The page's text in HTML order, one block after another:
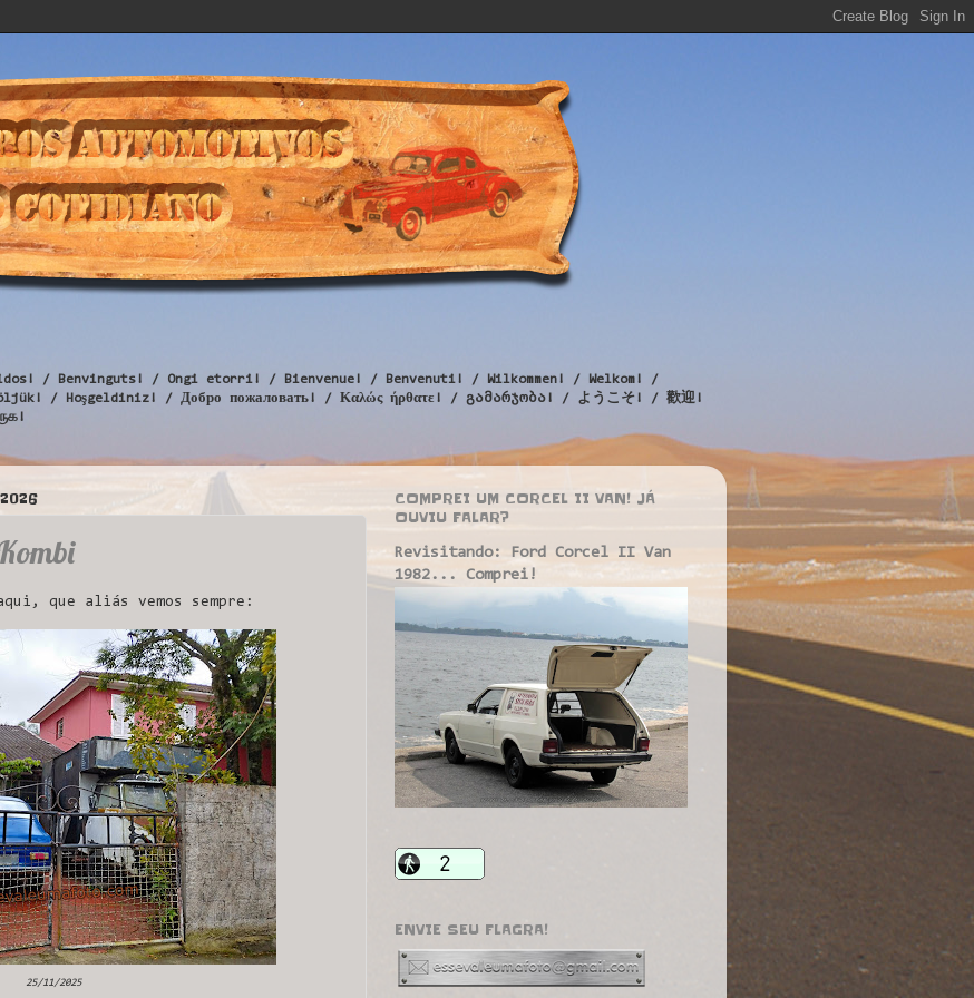
/ Benvinguts! / Ongi etorri! / Bienvenue! / Benvenuti! / Wilkommen! / Welkom! /
/ Hoşgeldiniz! / Добро пожаловать! / Καλώς ήρθατε! / გამარჯობა! / ようこそ! / 歡迎!
que aliás vemos sempre:
25/11/2025
COMPREI UM CORCEL II VAN! JÁ
OUVIU FALAR?
Revisitando: Ford Corcel II Van
1982... Comprei!
ENVIE SEU FLAGRA!